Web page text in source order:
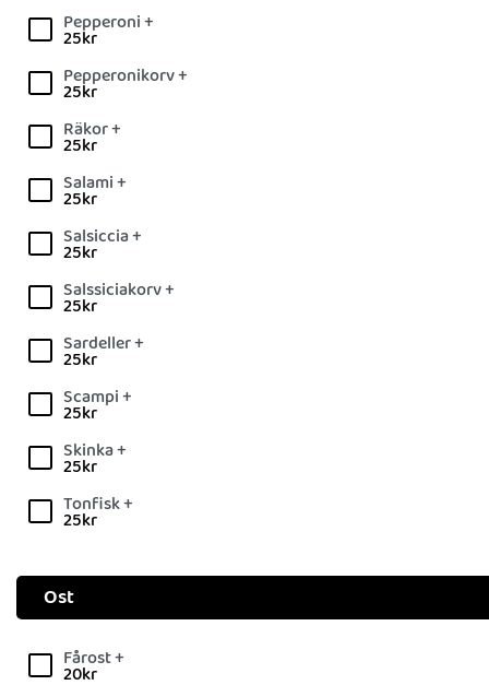
Pepperoni +
25kr
Pepperonikorv +
25kr
Räkor +
25kr
Salami +
25kr
Salsiccia +
25kr
Salssiciakorv +
25kr
Sardeller +
25kr
Scampi +
25kr
Skinka +
25kr
Tonfisk +
25kr
Ost
Fårost +
20kr